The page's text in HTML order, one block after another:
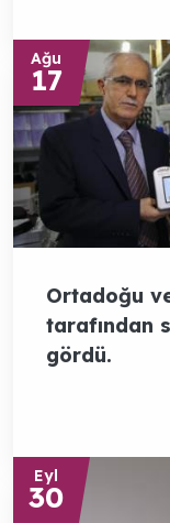
Ağu
17
Ortadoğu
tarafından
gördü.
Eyl
30